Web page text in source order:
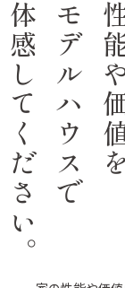
性能
モデルハウスで
体感してください。